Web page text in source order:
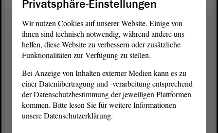
uns sowieso für rammelblöde.
(Lachen bei der AfD - Zustimmung von Ulrich
Siegmund, AfD)
Ich sage ganz deutlich: Ich habe keinen Bock, mein
Steuergeld für solche Leute auszugeben. Das fehlt
uns nämlich genau dort, wohin es eigentlich gehen
muss.
Privatsphäre-Einstellungen
Wir nutzen Cookies auf unserer Website. Einige von
ihnen sind technisch notwendig, während andere uns
helfen, diese Website zu verbessern oder zusätzliche
Funktionalitäten zur Verfügung zu stellen.
Bei Anzeige von Inhalten externer Medien kann es zu
einer Datenübertragung und -verarbeitung entsprechend
der Datenschutzbestimmung der jeweiligen Plattformen
kommen. Bitte lesen Sie für weitere Informationen
unsere Datenschutzerklärung.